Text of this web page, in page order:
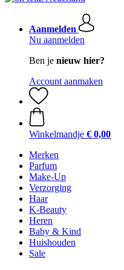
Aanmelden
Nu aanmelden
Ben je nieuw hier?
Account aanmaken
Winkelmandje € 0,00
Merken
Parfum
Make-Up
Verzorging
Haar
K-Beauty
Heren
Baby & Kind
Huishouden
Sale